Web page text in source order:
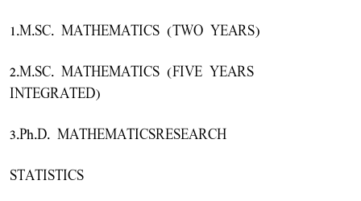
1.M.SC. MATHEMATICS (TWO YEARS)
2.M.SC. MATHEMATICS (FIVE YEARS
INTEGRATED)
3.Ph.D. MATHEMATICSRESEARCH
STATISTICS